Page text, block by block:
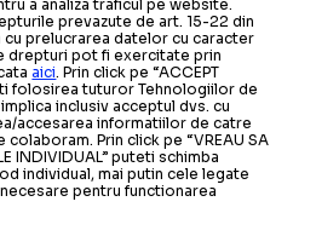
a analiza traficul pe website.
prevazute de art. 15-22 din
cu prelucrarea datelor cu caracter
drepturi pot fi exercitate prin
aici. Prin click pe “ACCEPT
folosirea tuturor Tehnologiilor de
inclusiv acceptul dvs. cu
accesarea informatiilor de catre
Prin click pe “VREAU SA
INDIVIDUAL” puteti schimba
individual, mai putin cele legate
pentru functionarea